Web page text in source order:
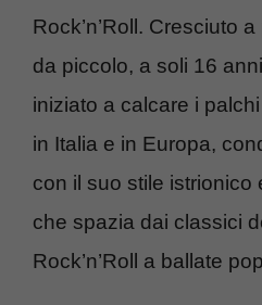
Rock’n’Roll. Cresciuto
da piccolo, a soli 16
iniziato a calcare i
in Italia e in Europa,
con il suo stile istrionico
che spazia dai classici
Rock’n’Roll a ballate